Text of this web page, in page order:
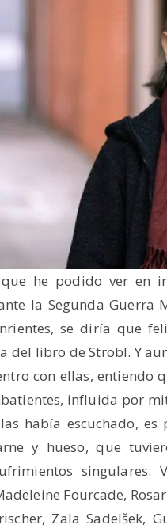
he podido ver en
la Segunda Guerra
se diría que
del libro de Strobl. Y
con ellas, entiendo
influida por
había escuchado,
y hueso, que
singulares:
Fourcade,
Zala Sadelšek,